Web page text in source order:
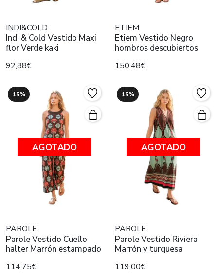
INDI&COLD
Indi & Cold Vestido Maxi
flor Verde kaki
92,88€
ETIEM
Etiem Vestido Negro
hombros descubiertos
150,48€
15%
AGOTADO
PAROLE
Parole Vestido Cuello
halter Marrón estampado
114,75€
15%
AGOTADO
PAROLE
Parole Vestido Riviera
Marrón y turquesa
119,00€